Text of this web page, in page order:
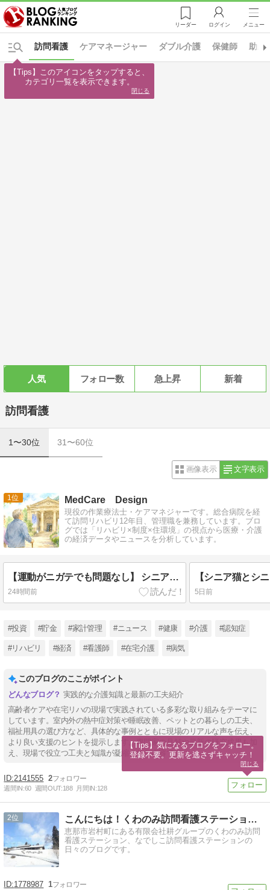
リーダー ログイン メニュー
ケアマネージャー ダブル介護 保健師 助産
訪問看護
人気 フォロー数 急上昇 新着
訪問看護
1〜30位 31〜60位
画像表示 文字表示
1 MedCare Design
現役の作業療法士・ケアマネジャーです。総合病院を経
て訪問リハビリ12年目、管理職を兼務しています。ブロ
グでは「リハビリ×制度×住環境」の視点から医療・介護
の経済データやニュースを分析しています。
【運動がニガテでも問題なし】 シニア世代のフレイル予防はお出かけから|社会的処方・博物館処方とは
24時間前 5日前
#投資 #貯金 #家計管理 #ニュース #健康 #介護 #認知症
#リハビリ #経済 #看護師 #在宅介護 #病気
このブログのここがポイント
実践的な介護知識と最新の工夫紹介
高齢者ケアや在宅リハの現場で実践されている多彩な取り組みをテーマに
しています。室内外の熱中症対策や睡眠改善、ペットとの暮らしの工夫、
福祉用具の選び方など、具体的な事例とともに現場のリアルな声を伝え、
より良い支援のヒントを提示します。専門家の見解や最新の研究成果も加
え、現場で役立つ工夫と知識が凝縮された内容です。
2141555 2
週間IN:60 週間OUT:188 月間IN:128
2 こんにちは！くわのみ訪問看護ステーションです！
恵那市岩村町にある有限会社耕グループのくわのみ訪問
看護ステーション、なでしこ訪問看護ステーションの
日々のブログです。
1778987 1
【Tips】このアイコンをタップすると、
カテゴリ一覧を表示できます。
閉じる
【Tips】気になるブログをフォロー。
登録不要。更新を逃さずキャッチ！
閉じる